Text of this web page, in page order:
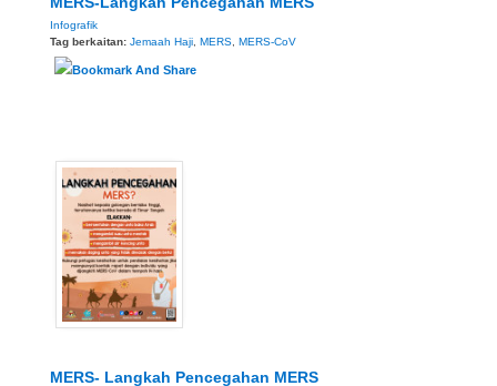
Infografik
Tag berkaitan: Jemaah Haji MERS MERS-CoV
MERS- Langkah Pencegahan MERS